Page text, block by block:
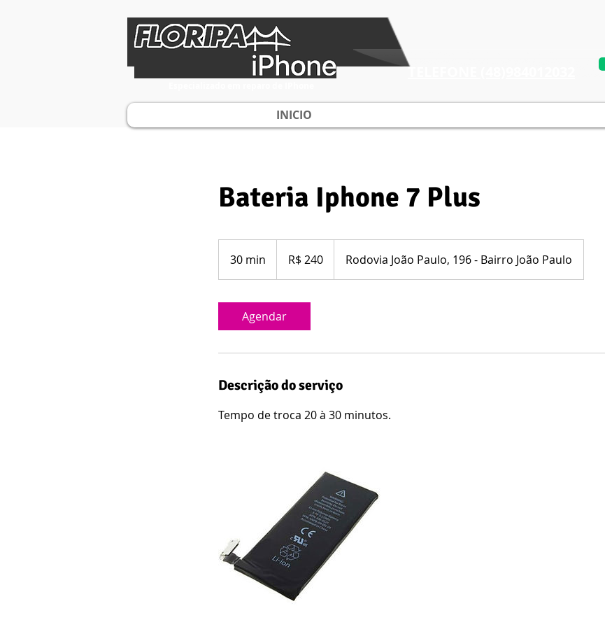
TELEFONE​ (48)984012032
INICIO
Bateria Iphone 7 Plus
30 min
0
n
brasileiros
R$ 240 Rodovia João Paulo, 196 - Bairro João Paulo
Agendar
Descrição do serviço
Tempo de troca 20 à 30 minutos.